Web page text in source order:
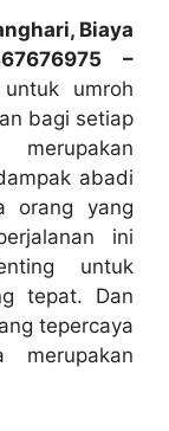
Biaya
–
umroh
bagi setiap
abadi
orang yang
ini
untuk
tepat. Dan
tepercaya
merupakan